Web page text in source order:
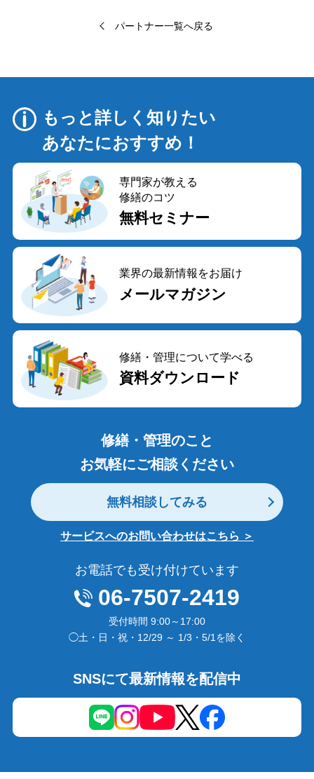
ョ
ン
パートナー一覧へ戻る
もっと詳しく知りたい
あなたにおすすめ！
専門家が教える
修繕のコツ
無料セミナー
業界の最新情報をお届け
メールマガジン
修繕・管理について学べる
資料ダウンロード
修繕・管理のこと
お気軽にご相談ください
無料相談してみる
サービスへのお問い合わせはこちら ＞
お電話でも受け付けています
06-7507-2419
受付時間 9:00～17:00
◯土・日・祝・12/29 ～ 1/3・5/1を除く
SNSにて最新情報を配信中